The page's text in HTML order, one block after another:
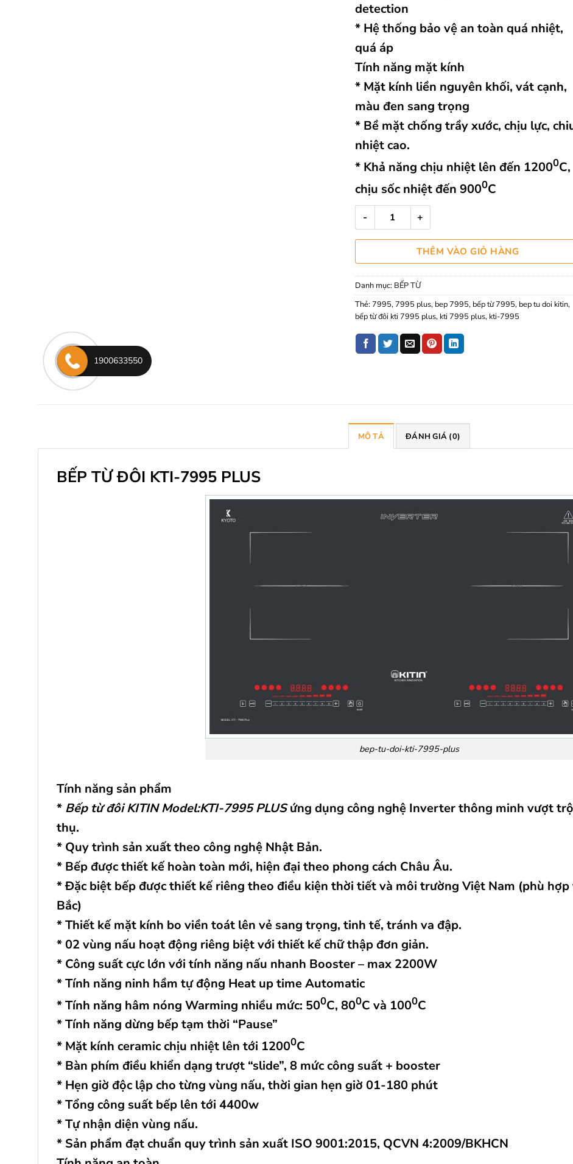
detection
* Hệ thống bảo vệ an toàn quá nhiệt,
quá áp
Tính năng mặt kính
* Mặt kính liền nguyên khối, vát cạnh,
màu đen sang trọng
* Bề mặt chống trầy xước, chịu lực,
nhiệt cao.
* Khả năng chịu nhiệt lên đến 12000C,
chịu sốc nhiệt đến 9000C
Bếp Từ Đôi KTI-7995 PLUS số lượng
THÊM VÀO GIỎ HÀNG
Danh mục: BẾP TỪ
Thẻ:7995,7995 plus, bep 7995, bếp từ 7995, bep tu doi kitin,
bếp từ đôi kti 7995 plus, kti 7995 plus, kti-7995
MÔ TẢ ĐÁNH GIÁ (0)
BẾP TỪ ĐÔI KTI-7995 PLUS
bep-tu-doi-kti-7995-plus
Tính năng sản phẩm
* Bếp từ đôi KITIN Model:KTI-7995 PLUSứng dụng công nghệ Inverter thông minh vượt
thụ.
* Quy trình sản xuất theo công nghệ Nhật Bản.
* Bếp được thiết kế hoàn toàn mới, hiện đại theo phong cách Châu Âu.
* Đặc biệt bếp được thiết kế riêng theo điều kiện thời tiết và môi trường Việt Nam (phù
Bắc)
* Thiết kế mặt kính bo viền toát lên vẻ sang trọng, tinh tế, tránh va đập.
* 02 vùng nấu hoạt động riêng biệt với thiết kế chữ thập đơn giản.
* Công suất cực lớn với tính năng nấu nhanh Booster – max 2200W
* Tính năng ninh hầm tự động Heat up time Automatic
* Tính năng hâm nóng Warming nhiều mức: 500C, 800C và 1000C
* Tính năng dừng bếp tạm thời “Pause”
* Mặt kính ceramic chịu nhiệt lên tới 12000C
* Bàn phím điều khiển dạng trượt “slide”, 8 mức công suất + booster
* Hẹn giờ độc lập cho từng vùng nấu, thời gian hẹn giờ 01-180 phút
* Tổng công suất bếp lên tới 4400w
* Tự nhận diện vùng nấu.
* Sản phẩm đạt chuẩn quy trình sản xuất ISO 9001:2015, QCVN 4:2009/BKHCN
1900633550